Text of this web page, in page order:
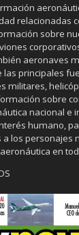
relacionadas
sobre
aeronaves
las principales
militares,
sobre
nacional e
humano,
a los personajes
en